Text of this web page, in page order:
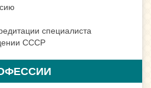
специалиста
СССР